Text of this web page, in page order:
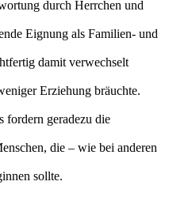
durch Herrchen und
Eignung als Familien- und
damit verwechselt
Erziehung bräuchte.
fordern geradezu die
die – wie bei anderen
sollte.